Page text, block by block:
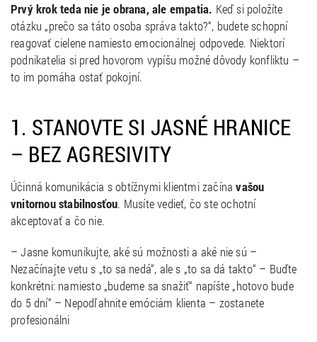
Prvý krok teda nie je obrana, ale empatia. Keď si položíte
otázku „prečo sa táto osoba správa takto?“, budete schopní
reagovať cielene namiesto emocionálnej odpovede. Niektorí
podnikatelia si pred hovorom vypíšu možné dôvody konfliktu –
to im pomáha ostať pokojní.
1. STANOVTE SI JASNÉ HRANICE
– BEZ AGRESIVITY
Účinná komunikácia s obtížnymi klientmi začínavašou
vnitornou stabilnosťou. Musíte vedieť, čo ste ochotní
akceptovať a čo nie.
– Jasne komunikujte, aké sú možnosti a aké nie sú –
Nezačínajte vetu s „to sa nedá“, ale s „to sa dá takto“ – Buďte
konkrétni: namiesto „budeme sa snažiť“ napíšte „hotovo bude
do 5 dní“ – Nepodľahnite emóciám klienta – zostanete
profesionálni